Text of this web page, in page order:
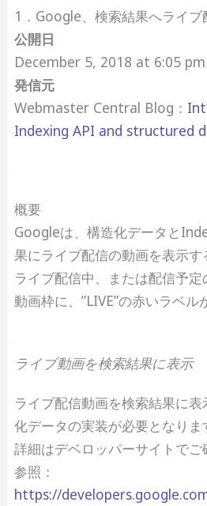
1．Google、検索結果へライ
公開日
December 5, 2018 at 6:05 pm
発信元
Webmaster Central Blog：
Indexing API and structured
概要
Googleは、構造化データと
果にライブ配信の動画を表示す
ライブ配信中、または配信予
動画枠に、”LIVE”の赤いラベル
ライブ動画を検索結果に表示
ライブ配信動画を検索結果に
化データの実装が必要となりま
詳細はデベロッパーサイトでご
参照：
https://